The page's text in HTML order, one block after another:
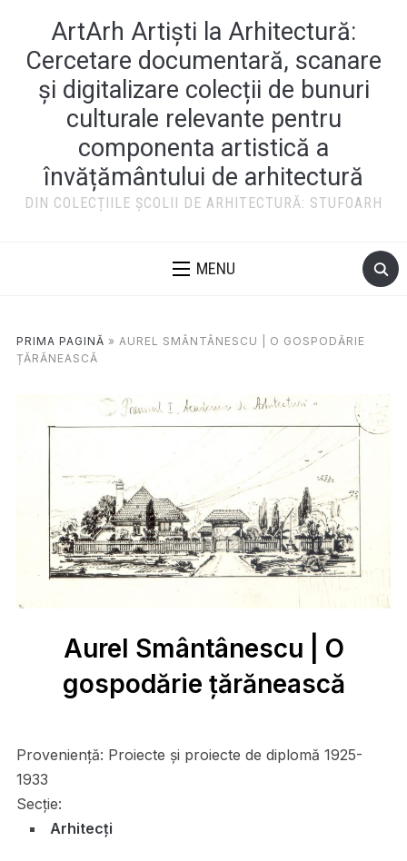
ArtArh Artiști la Arhitectură:
Cercetare documentară, scanare
și digitalizare colecții de bunuri
culturale relevante pentru
componenta artistică a
învățământului de arhitectură
DIN COLECȚIILE ȘCOLII DE ARHITECTURĂ: STUFOARH
MENU
PRIMA PAGINĂ » AUREL SMÂNTÂNESCU | O GOSPODĂRIE
ȚĂRĂNEASCĂ
Aurel Smântânescu | O
gospodărie țărănească
Proveniență: Proiecte și proiecte de diplomă 1925-
1933
Secție:
Arhitecți